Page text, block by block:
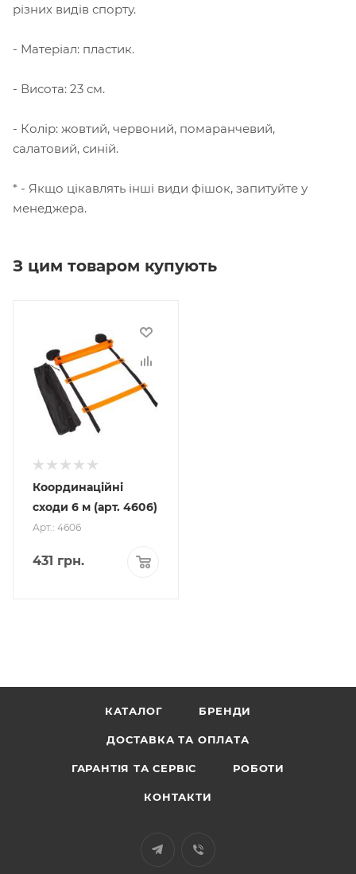
різних видів спорту.
- Матеріал: пластик.
- Висота: 23 см.
- Колір: жовтий, червоний, помаранчевий,
салатовий, синій.
* - Якщо цікавлять інші види фішок, запитуйте у
менеджера.
З цим товаром купують
Координаційні
сходи 6 м (арт. 4606)
Арт.: 4606
431 грн.
КАТАЛОГ БРЕНДИ
ДОСТАВКА ТА ОПЛАТА
ГАРАНТІЯ ТА СЕРВІС РОБОТИ
КОНТАКТИ